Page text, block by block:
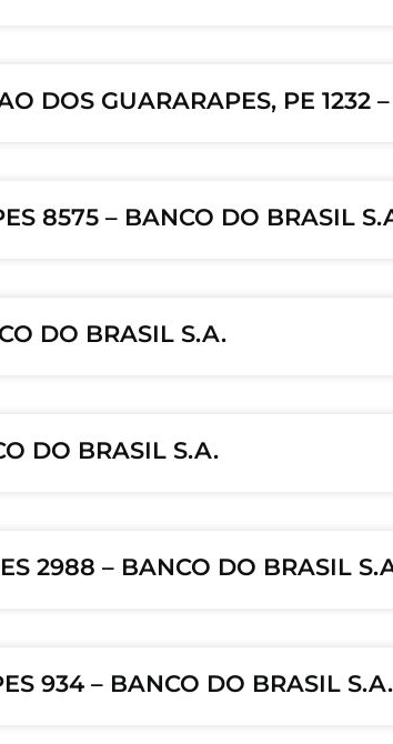
DOS GUARARAPES, PE 1232
8575 – BANCO DO BRASIL
DO BRASIL S.A.
DO BRASIL S.A.
2988 – BANCO DO BRASIL
934 – BANCO DO BRASIL S.A.